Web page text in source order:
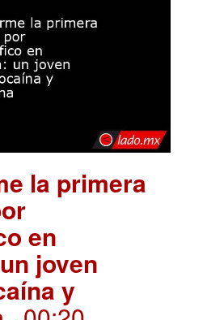
la primera
en
joven
y